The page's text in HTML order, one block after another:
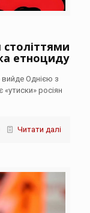
етноциду
вийде Однією з
росіян
Читати далі